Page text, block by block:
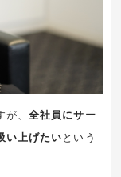
が、全社員にサー
い上げたい という